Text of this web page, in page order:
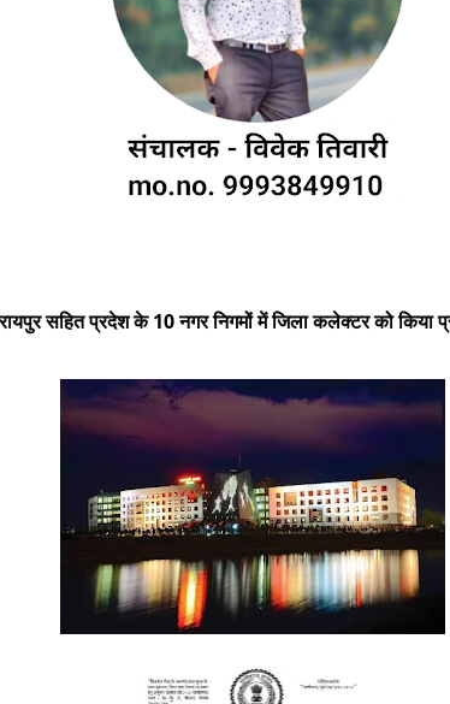
सहित प्रदेश के 10 नगर निगमों में जिला कलेक्टर को